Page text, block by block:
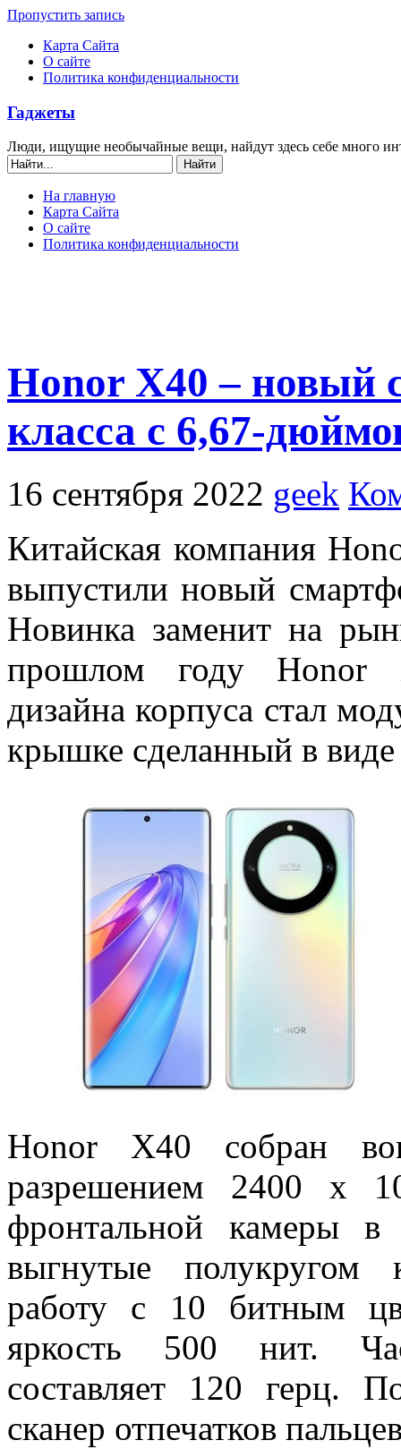
Пропустить запись
Карта Сайта
О сайте
Политика конфиденциальности
Гаджеты
Люди, ищущие необычайные вещи, найдут здесь себе много
На главную
Карта Сайта
О сайте
Политика конфиденциальности
Honor X40 – новый
класса с 6,67-
16 сентября 2022 geek
Китайская компания
выпустили новый
Новинка заменит на
прошлом году Honor
дизайна корпуса стал
крышке сделанный в виде
Honor X40 собран
разрешением 2400 х
фронтальной камеры
выгнутые полукругом
работу с 10 битным
яркость 500 нит.
составляет 120 герц.
сканер отпечатков